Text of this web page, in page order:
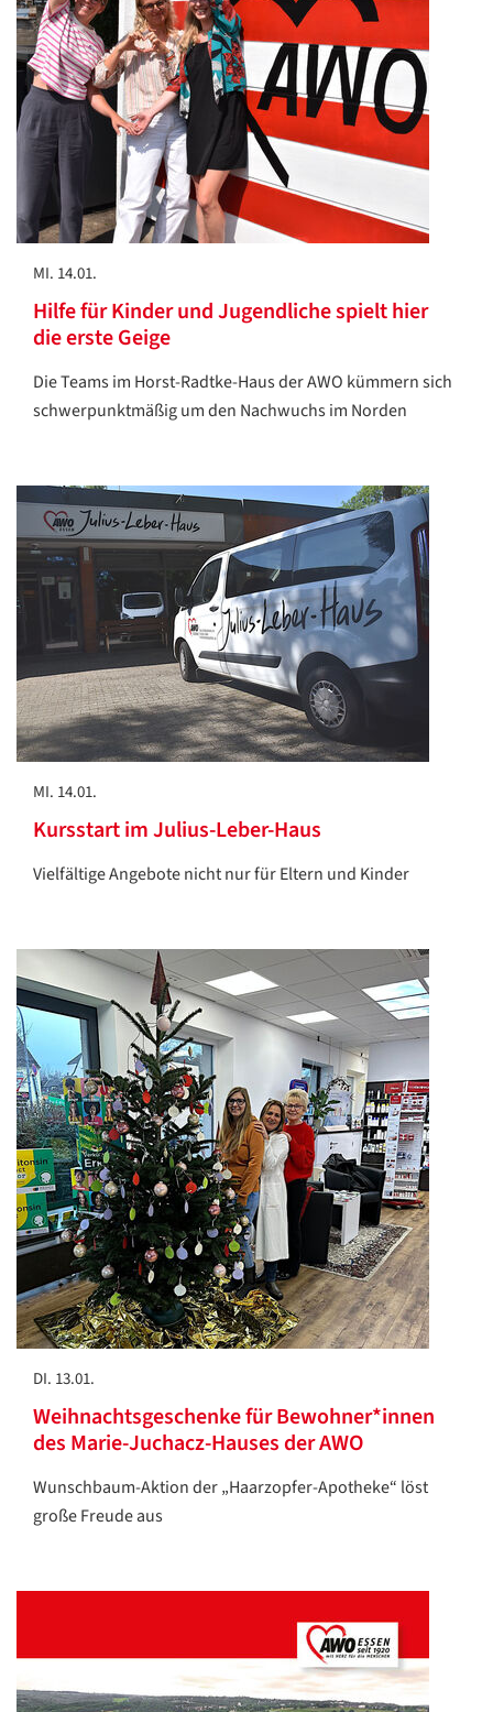
MI. 14.01.
Hilfe für Kinder und Jugendliche spielt hier
die erste Geige
Die Teams im Horst-Radtke-Haus der AWO kümmern sich
schwerpunktmäßig um den Nachwuchs im Norden
MI. 14.01.
Kursstart im Julius-Leber-Haus
Vielfältige Angebote nicht nur für Eltern und Kinder
DI. 13.01.
Weihnachtsgeschenke für Bewohner*innen
des Marie-Juchacz-Hauses der AWO
Wunschbaum-Aktion der „Haarzopfer-Apotheke“ löst
große Freude aus